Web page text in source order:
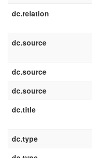
dc.relation
dc.source
dc.source
dc.source
dc.title
dc.type